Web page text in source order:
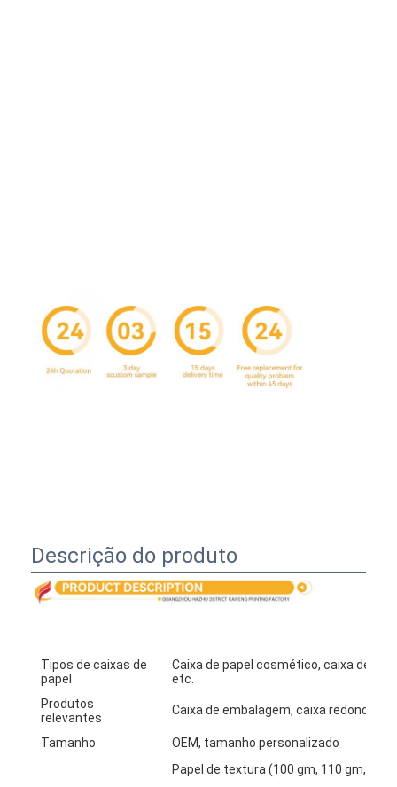
Produtos
Visita à fábrica
Controle de qualidade
Contacte-nos
Descrição do produto
Tipos de caixas de
papel
Caixa de papel cosmético, caixa de
etc.
Produtos
relevantes
Caixa de embalagem, caixa redonda,
Tamanho OEM, tamanho personalizado
Papel de textura (100 gm, 110 gm, 120